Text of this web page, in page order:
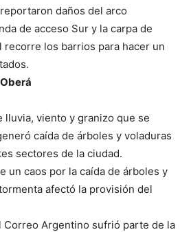
daños del arco
de acceso Sur y la carpa de
recorre los barrios para hacer un
lluvia, viento y granizo que se
caída de árboles y voladuras
sectores de la ciudad.
un caos por la caída de árboles y
afectó la provisión del
Correo Argentino sufrió parte de la